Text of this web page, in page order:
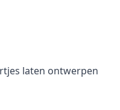
laten ontwerpen